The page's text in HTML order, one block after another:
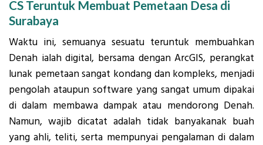
CS Teruntuk Membuat Pemetaan Desa di
Surabaya
Waktu ini, semuanya sesuatu teruntuk membuahkan
Denah ialah digital, bersama dengan ArcGIS, perangkat
lunak pemetaan sangat kondang dan kompleks, menjadi
pengolah ataupun software yang sangat umum dipakai
di dalam membawa dampak atau mendorong Denah.
Namun, wajib dicatat adalah tidak banyakanak buah
yang ahli, teliti, serta mempunyai pengalaman di dalam